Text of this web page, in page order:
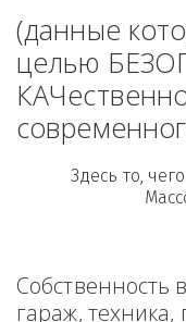
(данные
целью
Здесь то,
Собственность
гараж,